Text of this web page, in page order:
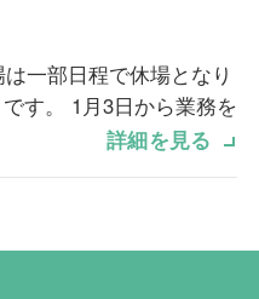
一部日程で休場となり
す。 1月3日から業務を
詳細を見る